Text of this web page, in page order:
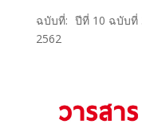
ฉบับที่: ปีที่ 10 ฉบับที่
2562